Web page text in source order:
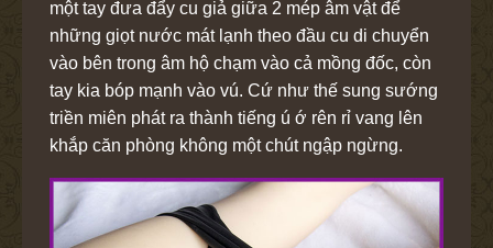
một tay đưa đẩy cu giả giữa 2 mép âm vật để
những giọt nước mát lạnh theo đầu cu di chuyển
vào bên trong âm hộ chạm vào cả mồng đốc, còn
tay kia bóp mạnh vào vú. Cứ như thế sung sướng
triền miên phát ra thành tiếng ú ớ rên rỉ vang lên
khắp căn phòng không một chút ngập ngừng.